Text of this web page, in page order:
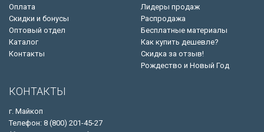
Оплата
Скидки и бонусы
Оптовый отдел
Каталог
Контакты
Лидеры продаж
Распродажа
Бесплатные материалы
Как купить дешевле?
Скидка за отзыв!
Рождество и Новый Год
КОНТАКТЫ
г. Майкоп
Телефон: 8 (800) 201-45-27